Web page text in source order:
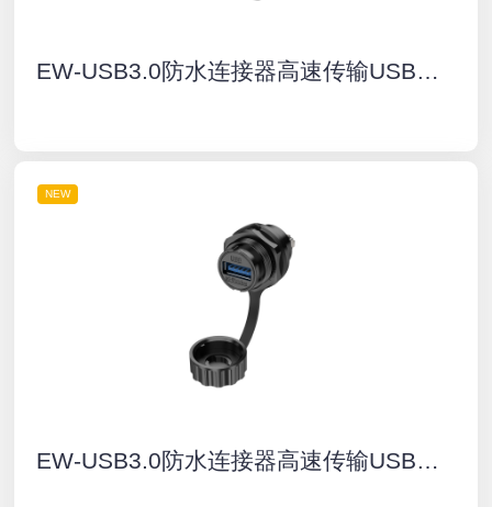
NEW
EW-USB3.0防水连接器高速传输USB板端母座接插件IP67户外航空插头插座